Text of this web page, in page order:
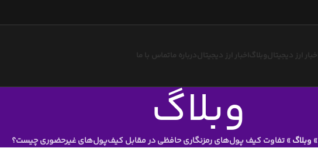
اخبار ارز دیجیتالوبلاگ اخبار ارز دیجیتالدرباره ماتماس با ما
وبلاگ » وبلاگ»تفاوت کیف پول‌های رمزنگاری حافظی در مقابل کیف‌پول‌های غیرحضوری چیست؟